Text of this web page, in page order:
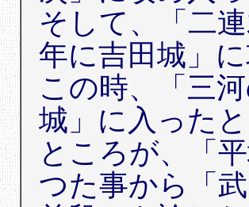
そして、「二
年に吉田城」
この時、「三
城」に入ったと
ところが、「
つた事から「